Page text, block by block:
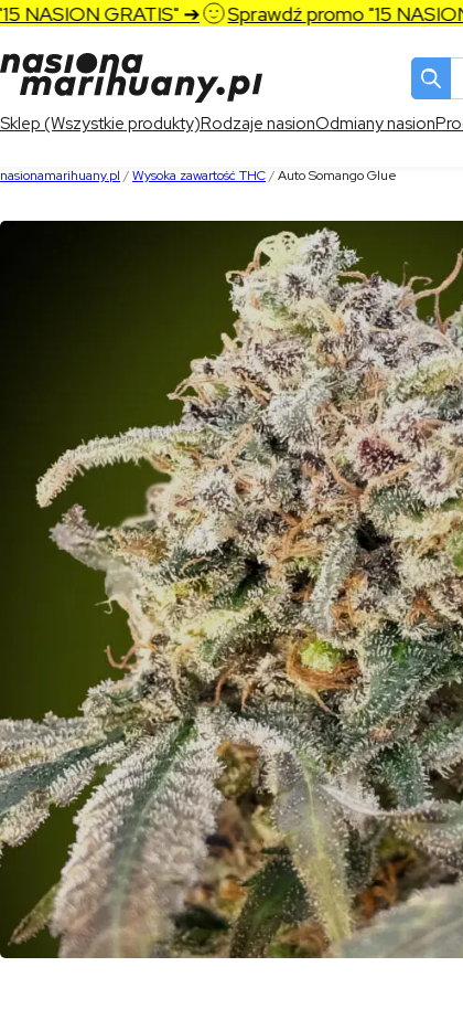
GRATIS" ➔ Sprawdź promo "15 NASION
Sklep (Wszystkie produkty)Rodzaje nasionOdmiany nasion
nasionamarihuany.pl /Wysoka zawartość THC/Auto Somango Glue